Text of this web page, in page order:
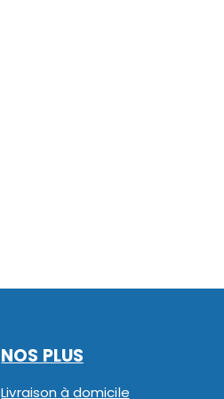
NOS PLUS
Livraison à domicile